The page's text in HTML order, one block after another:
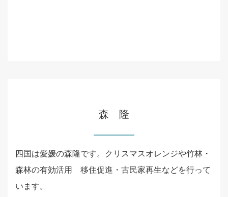
森 隆
四国は愛媛の森隆です。クリスマスオレンジや竹林・
森林の有効活用 移住促進・古民家再生などを行って
います。